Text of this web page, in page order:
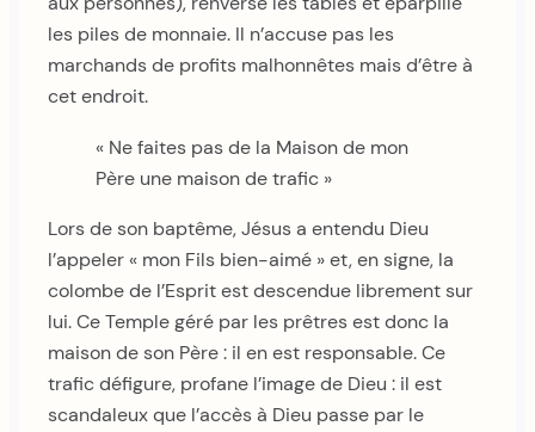
les piles de monnaie. Il n’accuse pas les
marchands de profits malhonnêtes mais d’être à
cet endroit.
« Ne faites pas de la Maison de mon
Père une maison de trafic »
Lors de son baptême, Jésus a entendu Dieu
l’appeler « mon Fils bien-aimé » et, en signe, la
colombe de l’Esprit est descendue librement sur
lui. Ce Temple géré par les prêtres est donc la
maison de son Père : il en est responsable. Ce
trafic défigure, profane l’image de Dieu : il est
scandaleux que l’accès à Dieu passe par le